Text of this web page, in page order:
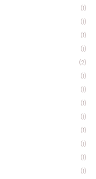
(1)
(1)
(1)
(1)
(2)
(1)
(1)
(1)
(1)
(1)
(1)
(1)
(1)